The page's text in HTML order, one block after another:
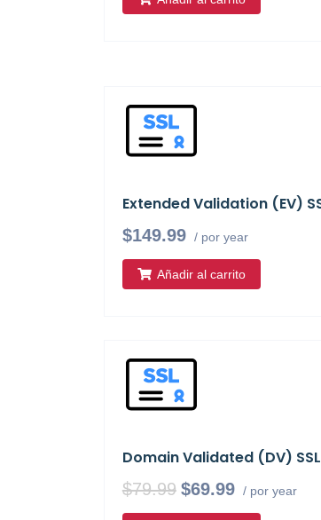
Extended Validation (EV)
$149.99 / por year
Añadir al carrito
Domain Validated (DV)
$79.99 $69.99 / por year